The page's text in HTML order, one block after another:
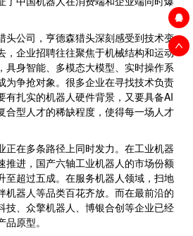
头公司，亨德森猎头深刻感受到技术变
，企业招聘往往聚焦于机械结构和运动
具身智能、多模态大模型、实时操作系
为争抢对象。很多企业在寻找技术负责
有扎实的机器人硬件背景，又要具备AI
合型人才的稀缺程度，使得每一场人才
正在多条路径上同时发力。在工业机器
推进，国产六轴工业机器人的市场份额
至超过五成。在服务机器人领域，扫地
机器人等品类百花齐放。而在最前沿的
技、众擎机器人、博银合创等企业已经
原型。